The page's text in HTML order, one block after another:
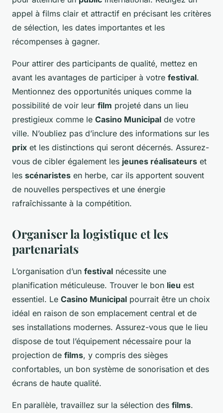
appel à films clair et attractif en précisant les critères
de sélection, les dates importantes et les
récompenses à gagner.
Pour attirer des participants de qualité, mettez en
avant les avantages de participer à votre festival.
Mentionnez des opportunités uniques comme la
possibilité de voir leur film projeté dans un lieu
prestigieux comme le Casino Municipal de votre
ville. N’oubliez pas d’inclure des informations sur les
prix et les distinctions qui seront décernés. Assurez-
vous de cibler également les jeunes réalisateurs et
les scénaristes en herbe, car ils apportent souvent
de nouvelles perspectives et une énergie
rafraîchissante à la compétition.
Organiser la logistique et les
partenariats
L’organisation d’un festival nécessite une
planification méticuleuse. Trouver le bon lieu est
essentiel. Le Casino Municipal pourrait être un choix
idéal en raison de son emplacement central et de
ses installations modernes. Assurez-vous que le lieu
dispose de tout l’équipement nécessaire pour la
projection de films, y compris des sièges
confortables, un bon système de sonorisation et des
écrans de haute qualité.
En parallèle, travaillez sur la sélection des films.